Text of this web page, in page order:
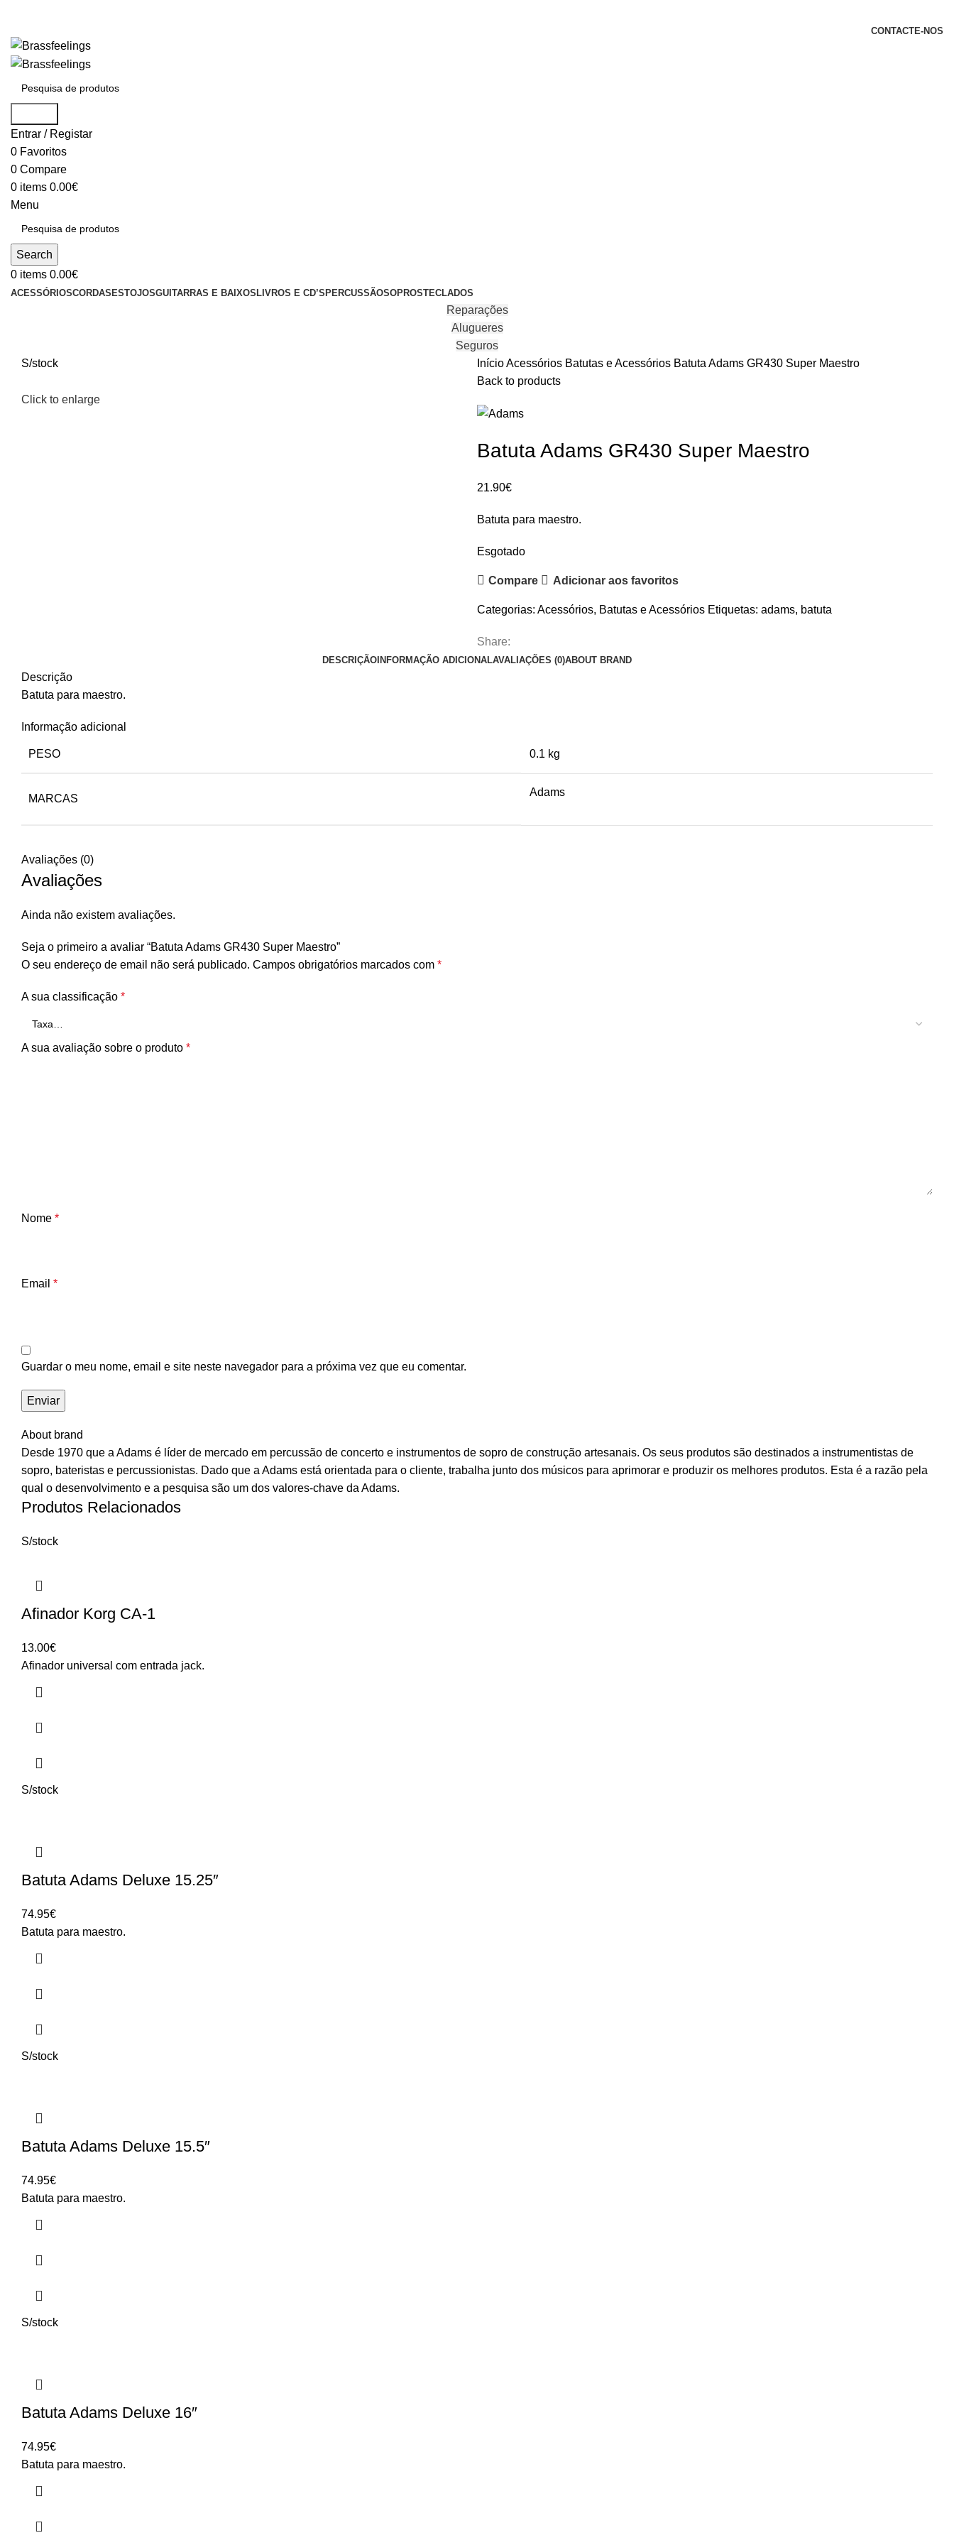
CONTACTE-NOS
Entrar / Registar
0 Favoritos
0 Compare
0 items 0.00€
Menu
Search
0 items 0.00€
ACESSÓRIOSCORDAS ESTOJOSGUITARRAS E BAIXOS LIVROS E CD’S PERCUSSÃOSOPROSTECLADOS
Reparações
Alugueres
Seguros
S/stock
Click to enlarge
InícioAcessórios Batutas e Acessórios Batuta Adams GR430 Super Maestro
Back to products
Batuta Adams GR430 Super Maestro
21.90€
Batuta para maestro.
Esgotado
Compare Adicionar aos favoritos
Categorias: Acessórios, Batutas e Acessórios Etiquetas: adams, batuta
Share:
DESCRIÇÃO INFORMAÇÃO ADICIONALAVALIAÇÕES (0)ABOUT BRAND
Descrição
Batuta para maestro.
Informação adicional
PESO 0.1 kg
MARCAS
Adams
Avaliações (0)
Avaliações
Ainda não existem avaliações.
Seja o primeiro a avaliar “Batuta Adams GR430 Super Maestro”
O seu endereço de email não será publicado. Campos obrigatórios marcados com *
A sua classificação *
A sua avaliação sobre o produto *
Nome *
Email *
Guardar o meu nome, email e site neste navegador para a próxima vez que eu comentar.
About brand
Desde 1970 que a Adams é líder de mercado em percussão de concerto e instrumentos de sopro de construção artesanais. Os seus produtos são destinados a instrumentistas de
sopro, bateristas e percussionistas. Dado que a Adams está orientada para o cliente, trabalha junto dos músicos para aprimorar e produzir os melhores produtos. Esta é a razão pela
qual o desenvolvimento e a pesquisa são um dos valores-chave da Adams.
Produtos Relacionados
S/stock
Afinador Korg CA-1
13.00€
Afinador universal com entrada jack.
S/stock
Batuta Adams Deluxe 15.25″
74.95€
Batuta para maestro.
S/stock
Batuta Adams Deluxe 15.5″
74.95€
Batuta para maestro.
S/stock
Batuta Adams Deluxe 16″
74.95€
Batuta para maestro.